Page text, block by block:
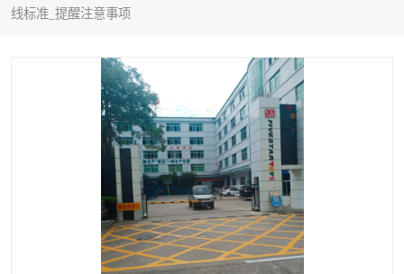
线标准_提醒注意事项
交通道路标线
道路标线划线 马路标线
道路划线